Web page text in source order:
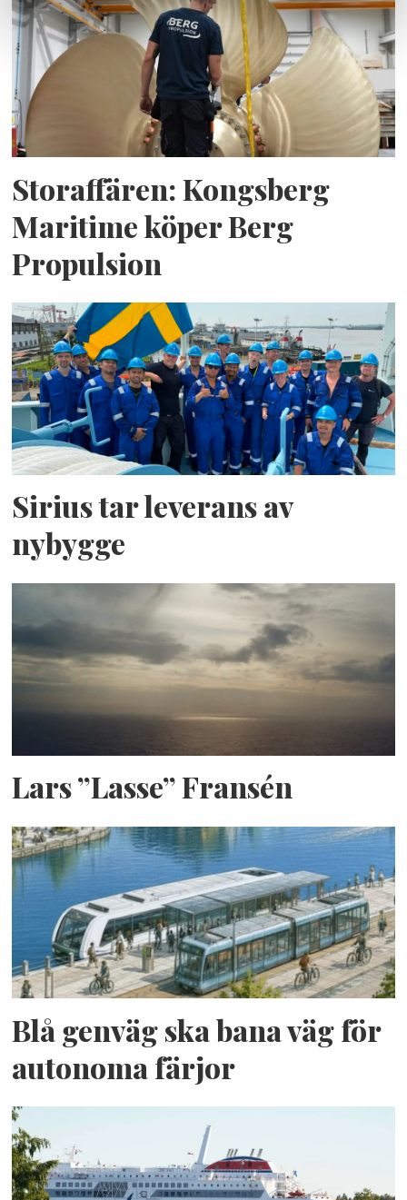
Storaffären: Kongsberg
Maritime köper Berg
Propulsion
Sirius tar leverans av
nybygge
Lars ”Lasse” Fransén
Blå genväg ska bana väg för
autonoma färjor